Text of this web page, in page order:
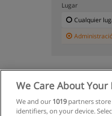
Lugar
Cualquier
We Care About Your
We and our 1019partners store
identifiers, on your device.